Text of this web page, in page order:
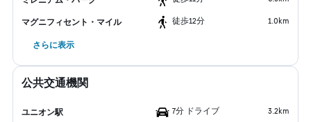
マグニフィセント・マイル ​徒歩12分 1.0km
さらに表示
公共交通機関
ユニオン駅 7分 ドライブ 3.2km